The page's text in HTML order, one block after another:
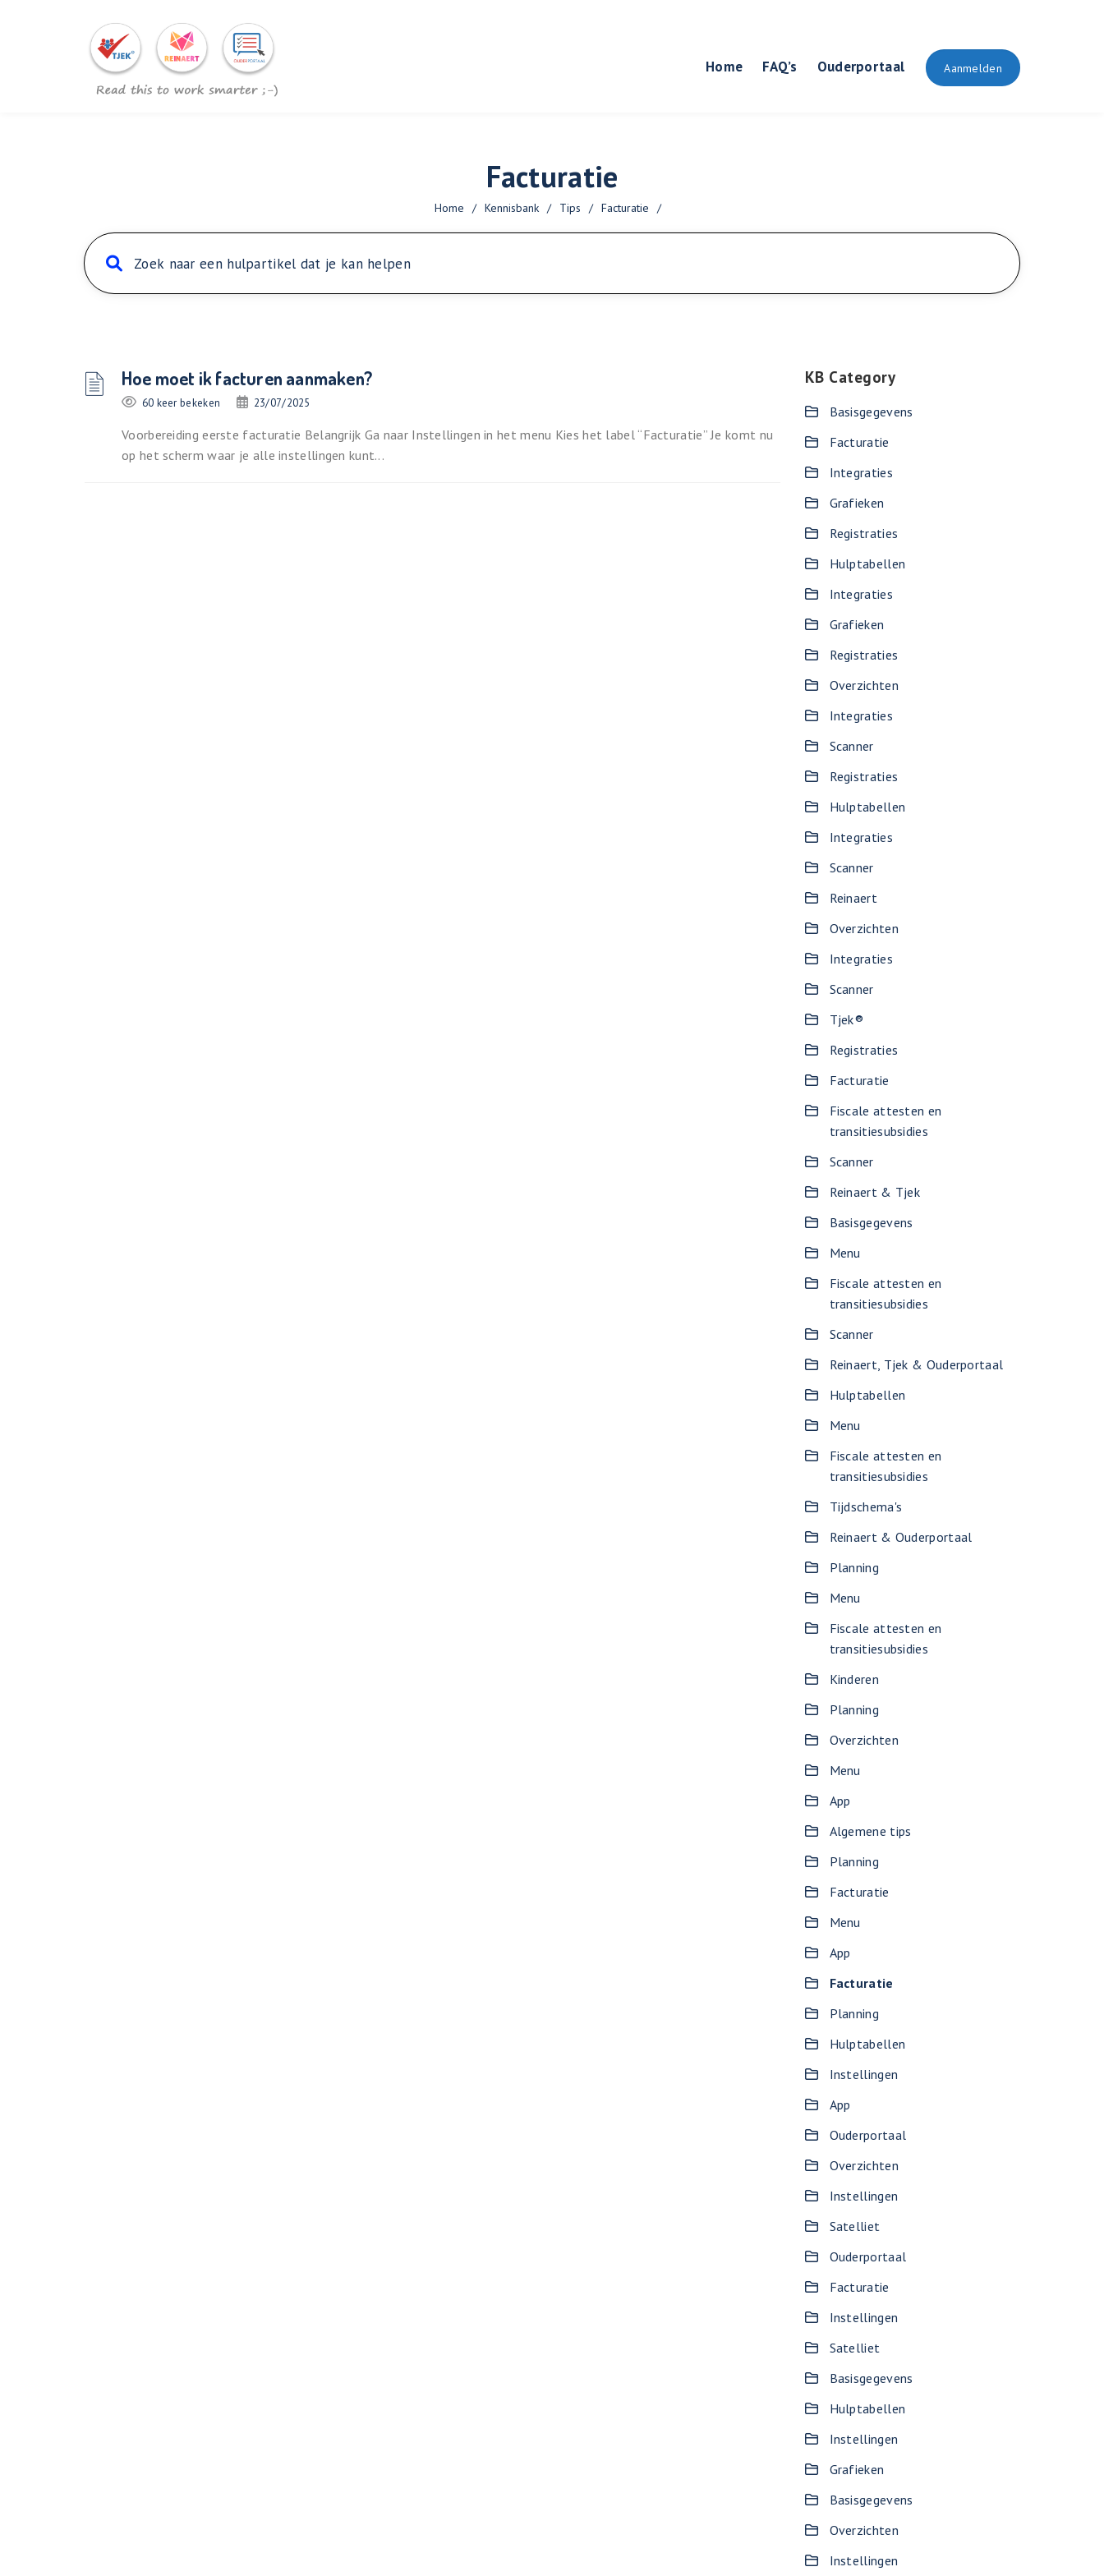
Aanmelden
Home FAQ’s Ouderportaal
Facturatie
Home / Kennisbank / Tips / Facturatie /
Hoe moet ik facturen aanmaken?
60 keer bekeken 23/07/2025
Voorbereiding eerste facturatie Belangrijk Ga naar Instellingen in het menu Kies het label “Facturatie” Je komt nu
op het scherm waar je alle instellingen kunt...
KB Category
Basisgegevens
Facturatie
Integraties
Grafieken
Registraties
Hulptabellen
Integraties
Grafieken
Registraties
Overzichten
Integraties
Scanner
Registraties
Hulptabellen
Integraties
Scanner
Reinaert
Overzichten
Integraties
Scanner
Tjek®
Registraties
Facturatie
Fiscale attesten en
transitiesubsidies
Scanner
Reinaert & Tjek
Basisgegevens
Menu
Fiscale attesten en
transitiesubsidies
Scanner
Reinaert, Tjek & Ouderportaal
Hulptabellen
Menu
Fiscale attesten en
transitiesubsidies
Tijdschema's
Reinaert & Ouderportaal
Planning
Menu
Fiscale attesten en
transitiesubsidies
Kinderen
Planning
Overzichten
Menu
App
Algemene tips
Planning
Facturatie
Menu
App
Facturatie
Planning
Hulptabellen
Instellingen
App
Ouderportaal
Overzichten
Instellingen
Satelliet
Ouderportaal
Facturatie
Instellingen
Satelliet
Basisgegevens
Hulptabellen
Instellingen
Grafieken
Basisgegevens
Overzichten
Instellingen